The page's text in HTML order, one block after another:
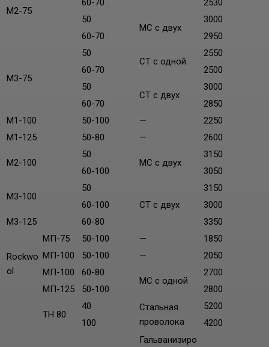
М2-75
60-70
2530
50
МС с двух
3000
60-70
2950
М3-75
50
СТ с одной
2550
60-70
2500
50
СТ с двух
3000
60-70
2850
М1-100
50-100 —
2250
М1-125
50-80 — 2600
М2-100
50
МС с двух
3150
60-100
3050
М3-100
50
СТ с двух
3150
60-100
3000
М3-125
60-80 3350
Rockwo
ol
МП-75 50-100 —
1850
МП-100
50-100 —
2050
МП-100
60-80
МС с одной
2700
МП-125
50-100 2800
TH 80
40
Стальная
проволока
5200
100
4200
Гальванизиро